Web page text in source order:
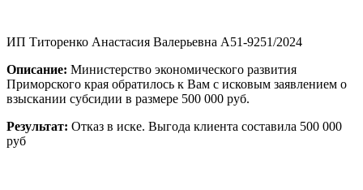
ИП Титоренко Анастасия Валерьевна А51-9251/2024
Описание: Министерство экономического развития
Приморского края обратилось к Вам с исковым заявлением о
взыскании субсидии в размере 500 000 руб.
Результат: Отказ в иске. Выгода клиента составила 500 000
руб